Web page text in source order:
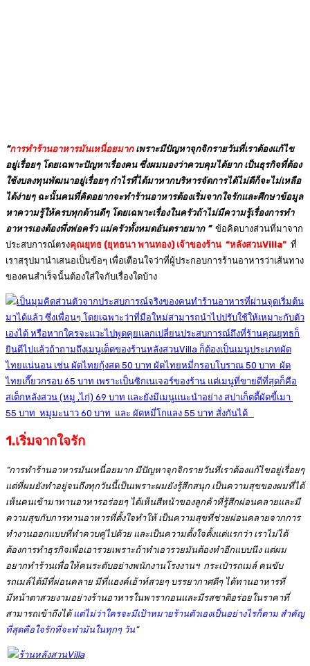
“การทำร้านอาหารมันเหนื่อยมากเพราะมีปัญหาจุกจิกรายวันที่เราต้องแก้ไข
อยู่เรื่อยๆ โดยเฉพาะปัญหาเรื่องคน ซึ่งผมมองว่าควบคุมได้ยาก เป็นธุรกิจที่ต้อง
ใช้งบลงทุนพัฒนาอยู่เรื่อยๆ กำไรที่ได้มาหากบริหารจัดการได้ไม่ดีก็จะไม่เหลือ
ได้ง่ายๆ ฉะนั้นคนที่คิดอยากจะทำร้านอาหารต้องเริ่มจากใจรักและศึกษาข้อมูล
หาความรู้ให้ครบทุกด้านดีๆ โดยเฉพาะเรื่องในครัวถ้าไม่มีความรู้เรื่องการทำ
อาหารเองต้องพึ่งพ่อครัว แม่ครัวทั้งหมดอันตรายมาก ”ข้อคิดบางส่วนที่มาจาก
ประสบการณ์ตรงคุณยุทธ (ยุทธนา พานทอง) เจ้าของร้าน “หลังสวนVilla” ที่
เราสรุปมานำเสนอเป็นข้อๆ เพื่อเตือนใจว่าที่ผู้ประกอบการร้านอาหารว่าเส้นทาง
ของคนสำเร็จนั้นต้องใส่ใจกับเรื่องใดบ้าง
1.เริ่มจากใจรัก
“การทำร้านอาหารมันเหนื่อยมาก มีปัญหาจุกจิกรายวันที่เราต้องแก้ไขอยู่เรื่อยๆ
แต่ที่ผมยังทำอยู่จนถึงทุกวันนี้เป็นเพราะผมยังรู้สึกสนุก เป็นความสุขของผมที่ได้
เห็นคนเข้ามาทานอาหารอร่อยๆ ได้เห็นสีหน้าของลูกค้าที่รู้สึกผ่อนคลายและมี
ความสุขกับการทานอาหารที่ตั้งใจทำให้ เป็นความสุขที่ช่วยผ่อนคลายจากการ
ทำงานออกแบบที่ทำควบคู่ไปด้วย และเป็นความตั้งใจตั้งแต่แรกว่า เราไม่ได้
ต้องการทำธุรกิจเพื่อเอารวยเพราะถ้าทำเอารวยมันต้องทำอีกแบบนึง แต่ผม
อยากทำร้านเพื่อให้คนระดับอย่างพนักงานโรงงานฯ กระเป๋ารถเมล์ คนขับ
รถเมล์ได้มีที่ผ่อนคลาย มีที่แฮงค์เอ้าท์สวยๆ บรรยากาศดีๆ ได้ทานอาหารที่
มีหน้าตาสวยงามอย่างร้านอาหารในพารากอนและมีรสชาติอร่อยในราคาที่
สามารถเข้าถึงได้แต่ไม่ว่าใครจะมีเป้าหมายร้านตัวเองเป็นอย่างไรก็ตาม สำคัญ
ที่สุดคือใจรักที่จะทำมันในทุกๆ วัน”